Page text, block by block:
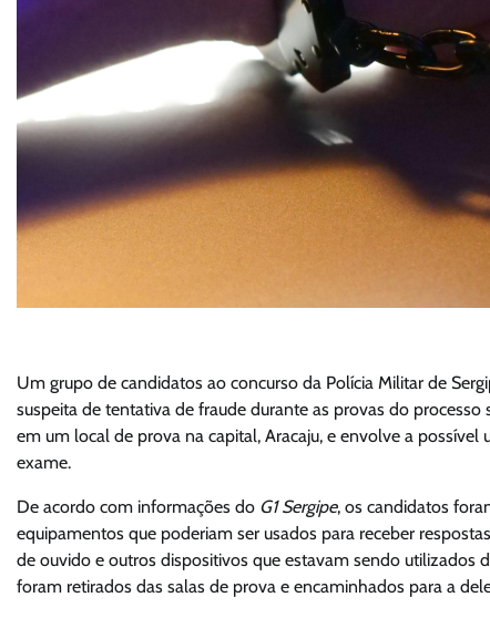
Um grupo de candidatos ao concurso da Polícia Militar de
suspeita de tentativa de fraude durante as provas do
em um local de prova na capital, Aracaju, e envolve a
exame.
De acordo com informações do G1 Sergipe, os candidatos
equipamentos que poderiam ser usados para receber
de ouvido e outros dispositivos que estavam sendo utilizados
foram retirados das salas de prova e encaminhados para a